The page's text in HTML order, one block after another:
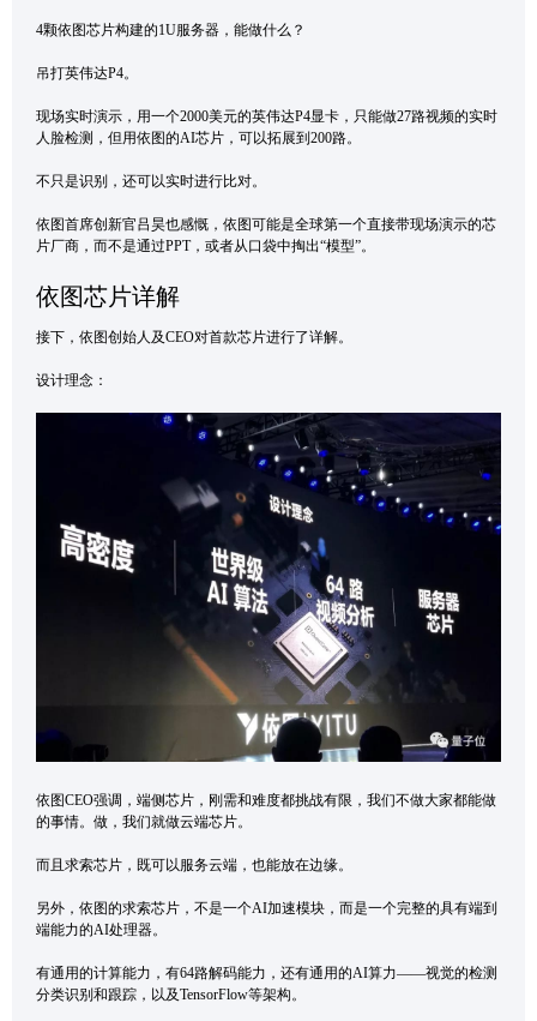
4颗依图芯片构建的1U服务器，能做什么？
吊打英伟达P4。
现场实时演示，用一个2000美元的英伟达P4显卡，只能做27路视频的实时
人脸检测，但用依图的AI芯片，可以拓展到200路。
不只是识别，还可以实时进行比对。
依图首席创新官吕昊也感慨，依图可能是全球第一个直接带现场演示的芯
片厂商，而不是通过PPT，或者从口袋中掏出“模型”。
依图芯片详解
接下，依图创始人及CEO对首款芯片进行了详解。
设计理念：
依图CEO强调，端侧芯片，刚需和难度都挑战有限，我们不做大家都能做
的事情。做，我们就做云端芯片。
而且求索芯片，既可以服务云端，也能放在边缘。
另外，依图的求索芯片，不是一个AI加速模块，而是一个完整的具有端到
端能力的AI处理器。
有通用的计算能力，有64路解码能力，还有通用的AI算力——视觉的检测
分类识别和跟踪，以及TensorFlow等架构。